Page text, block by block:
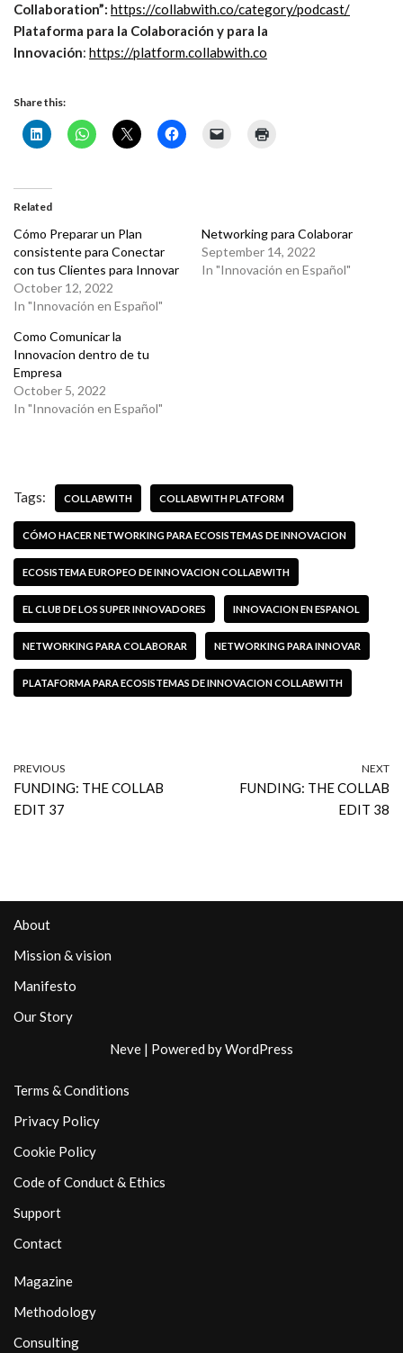
Collaboration”: https://collabwith.co/category/podcast/
Plataforma para la Colaboración y para la
Innovación: https://platform.collabwith.co
Share this:
Related
Cómo Preparar un Plan
consistente para Conectar
con tus Clientes para Innovar
October 12, 2022
In "Innovación en Español"
Networking para Colaborar
September 14, 2022
In "Innovación en Español"
Como Comunicar la
Innovacion dentro de tu
Empresa
October 5, 2022
In "Innovación en Español"
Tags: COLLABWITH COLLABWITH PLATFORM
CÓMO HACER NETWORKING PARA ECOSISTEMAS DE INNOVACION
ECOSISTEMA EUROPEO DE INNOVACION COLLABWITH
EL CLUB DE LOS SUPER INNOVADORES INNOVACION EN ESPANOL
NETWORKING PARA COLABORAR NETWORKING PARA INNOVAR
PLATAFORMA PARA ECOSISTEMAS DE INNOVACION COLLABWITH
PREVIOUS
FUNDING: THE COLLAB
EDIT 37
NEXT
FUNDING: THE COLLAB
EDIT 38
About
Mission & vision
Manifesto
Our Story
Neve | Powered byWordPress
Terms & Conditions
Privacy Policy
Cookie Policy
Code of Conduct & Ethics
Support
Contact
Magazine
Methodology
Consulting